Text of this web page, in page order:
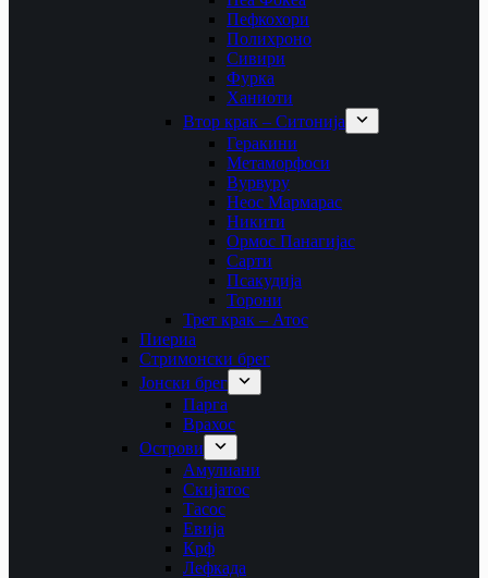
Пефкохори
Полихроно
Сивири
Фурка
Ханиоти
Втор крак – Ситонија
Геракини
Метаморфоси
Вурвуру
Неос Мармарас
Никити
Ормос Панагијас
Сарти
Псакудија
Торони
Трет крак – Атос
Пиериа
Стримонски брег
Јонски брег
Парга
Врахос
Острови
Амулиани
Скијатос
Тасос
Евија
Крф
Лефкада